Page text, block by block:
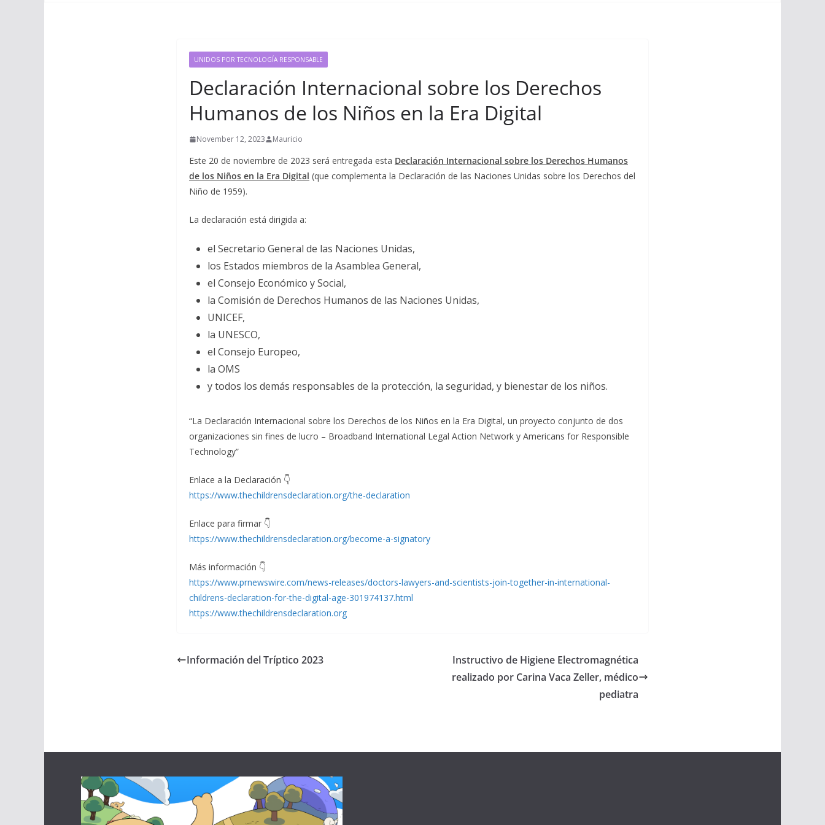
UNIDOS POR TECNOLOGÍA RESPONSABLE
Declaración Internacional sobre los Derechos
Humanos de los Niños en la Era Digital
November 12, 2023 Mauricio
Este 20 de noviembre de 2023 será entregada esta Declaración Internacional sobre los Derechos Humanos
de los Niños en la Era Digital (que complementa la Declaración de las Naciones Unidas sobre los Derechos del
Niño de 1959).
La declaración está dirigida a:
el Secretario General de las Naciones Unidas,
los Estados miembros de la Asamblea General,
el Consejo Económico y Social,
la Comisión de Derechos Humanos de las Naciones Unidas,
UNICEF,
la UNESCO,
el Consejo Europeo,
la OMS
y todos los demás responsables de la protección, la seguridad, y bienestar de los niños.
“La Declaración Internacional sobre los Derechos de los Niños en la Era Digital, un proyecto conjunto de dos
organizaciones sin fines de lucro – Broadband International Legal Action Network y Americans for Responsible
Technology”
Enlace a la Declaración 👇
https://www.thechildrensdeclaration.org/the-declaration
Enlace para firmar 👇
https://www.thechildrensdeclaration.org/become-a-signatory
Más información 👇
https://www.prnewswire.com/news-releases/doctors-lawyers-and-scientists-join-together-in-international-
childrens-declaration-for-the-digital-age-301974137.html
https://www.thechildrensdeclaration.org
Información del Tríptico 2023
Instructivo de Higiene Electromagnética
realizado por Carina Vaca Zeller, médico
pediatra